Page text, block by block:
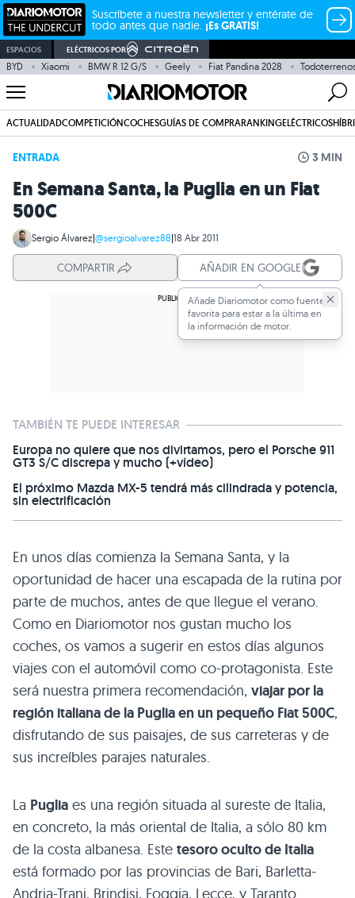
Suscríbete a nuestra newsletter y entérate de
todo antes que nadie. ¡Es GRATIS!
ESPACIOS ELÉCTRICOS POR
BYD Xiaomi BMW R 12 G/S Geely Fiat Pandina 2028
ACTUALIDADCOMPETICIÓNCOCHESGUÍAS DE COMPRARANKINGELÉCTRICOS
ENTRADA 3 MIN
En Semana Santa, la Puglia en un Fiat
500C
Sergio Álvarez|@sergioalvarez88|18 Abr 2011
COMPARTIR AÑADIR EN GOOGLE
Añade Diariomotor como fuente
favorita para estar a la última en
la información de motor.
TAMBIÉN TE PUEDE INTERESAR
Europa no quiere que nos divirtamos, pero el Porsche 911
GT3 S/C discrepa y mucho (+vídeo)
El próximo Mazda MX-5 tendrá más cilindrada y potencia,
sin electrificación
En unos días comienza la Semana Santa, y la
oportunidad de hacer una escapada de la rutina por
parte de muchos, antes de que llegue el verano.
Como en Diariomotor nos gustan mucho los
coches, os vamos a sugerir en estos días algunos
viajes con el automóvil como co-protagonista. Este
será nuestra primera recomendación, viajar por la
región italiana de la Puglia en un pequeño Fiat 500C,
disfrutando de sus paisajes, de sus carreteras y de
sus increíbles parajes naturales.
La Puglia es una región situada al sureste de Italia,
en concreto, la más oriental de Italia, a sólo 80 km
de la costa albanesa. Este tesoro oculto de Italia
está formado por las provincias de Bari, Barletta-
Andria-Trani, Brindisi, Foggia, Lecce, y Taranto.